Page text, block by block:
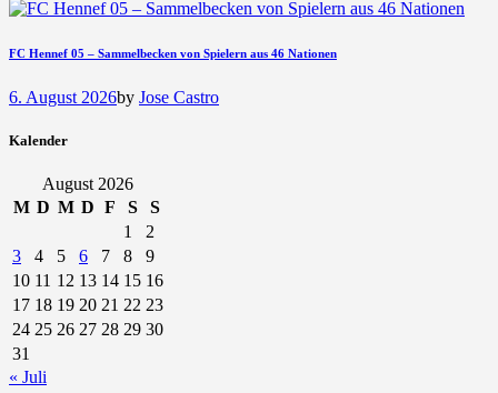
FC Hennef 05 – Sammelbecken von Spielern aus 46 Nationen
6. August 2026by Jose Castro
Kalender
August 2026
M D M D F S
S
1
2
3
4 5 6 7 8
9
10 11 12 13 14 15 16
17 18 19 20 21 22 23
24 25 26 27 28 29 30
31
« Juli